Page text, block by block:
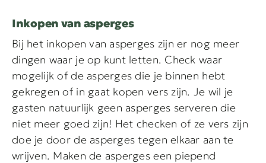
Inkopen van asperges
Bij het inkopen van asperges zijn er nog meer
dingen waar je op kunt letten. Check waar
mogelijk of de asperges die je binnen hebt
gekregen of in gaat kopen vers zijn. Je wil je
gasten natuurlijk geen asperges serveren die
niet meer goed zijn! Het checken of ze vers zijn
doe je door de asperges tegen elkaar aan te
wrijven. Maken de asperges een piepend